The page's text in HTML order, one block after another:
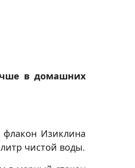
в домашних
Изиклина
чистой воды.